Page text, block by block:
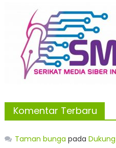
Komentar Terbaru
Taman bunga pada